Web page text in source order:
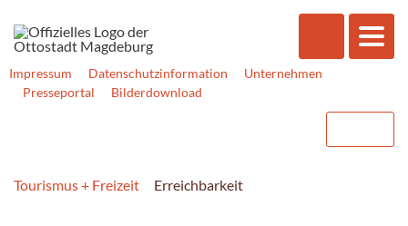
Impressum Datenschutzinformation
Unternehmen
Presseportal
Bilderdownload
Tourismus + Freizeit Erreichbarkeit